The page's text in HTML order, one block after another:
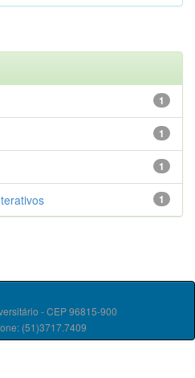
1
1
1
1
- CEP 96815-900
(51)3717.7409